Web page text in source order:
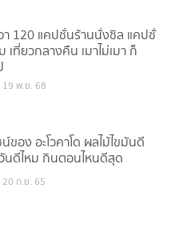
า 120 แคปชั่นร้านนั่งชิล แคปชั่
ที่ยวกลางคืน เมาไม่เมา ก็
19 พ.ย. 68
น์ของ อะโวคาโด ผลไม้ไขมันดี
ดีไหม กินตอนไหนดีสุด
20 ก.ย. 65